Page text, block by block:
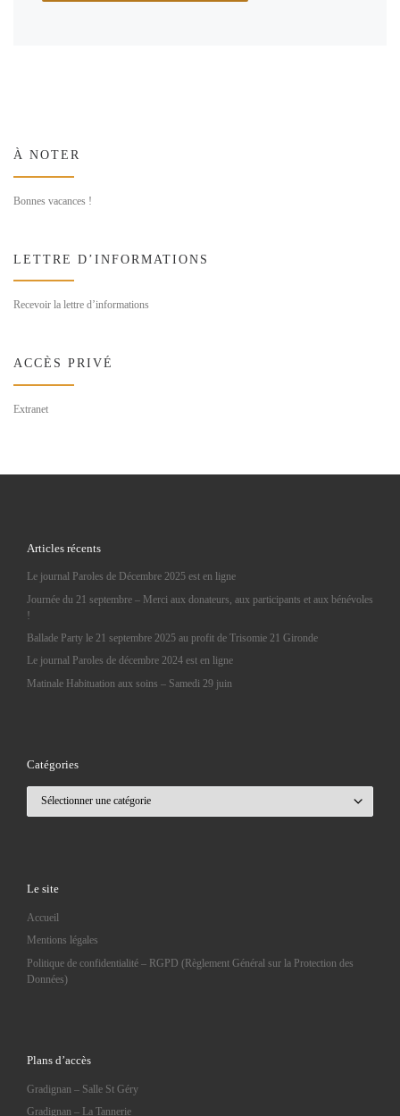
À NOTER
Bonnes vacances !
LETTRE D’INFORMATIONS
Recevoir la lettre d’informations
ACCÈS PRIVÉ
Extranet
Articles récents
Le journal Paroles de Décembre 2025 est en ligne
Journée du 21 septembre – Merci aux donateurs, aux participants et aux bénévoles
!
Ballade Party le 21 septembre 2025 au profit de Trisomie 21 Gironde
Le journal Paroles de décembre 2024 est en ligne
Matinale Habituation aux soins – Samedi 29 juin
Catégories
Le site
Accueil
Mentions légales
Politique de confidentialité – RGPD (Règlement Général sur la Protection des
Données)
Plans d’accès
Gradignan – Salle St Géry
Gradignan – La Tannerie